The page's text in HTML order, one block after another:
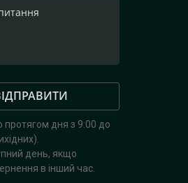
протягом дня з 9:00 до
день, якщо
в інший час.